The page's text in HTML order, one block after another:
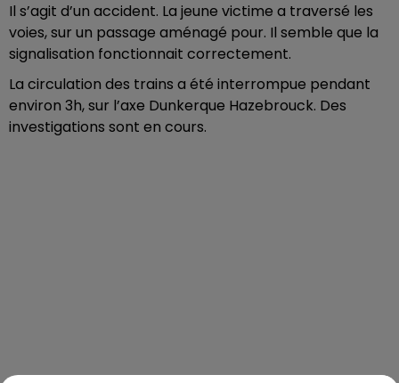
Il s’agit d’un accident. La jeune victime a traversé les
voies, sur un passage aménagé pour. Il semble que la
signalisation fonctionnait correctement.
La circulation des trains a été interrompue pendant
environ 3h, sur l’axe Dunkerque Hazebrouck. Des
investigations sont en cours.